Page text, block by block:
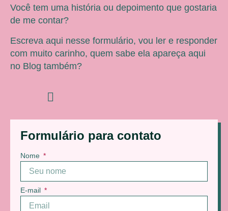
Formulário para contato
Nome
E-mail
Você tem uma história ou depoimento que gostaria
de me contar?
Escreva aqui nesse formulário, vou ler e responder
com muito carinho, quem sabe ela apareça aqui
no Blog também?